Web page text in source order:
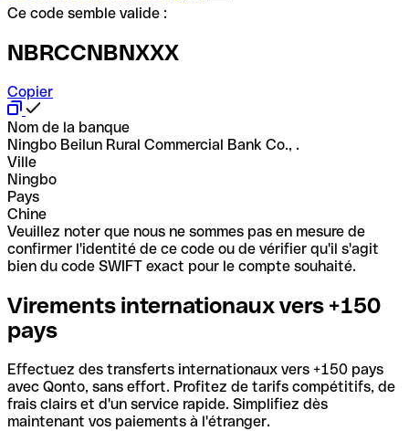
Ce code semble valide :
NBRCCNBNXXX
Copier
Nom de la banque
Ningbo Beilun Rural Commercial Bank Co., .
Ville
Ningbo
Pays
Chine
Veuillez noter que nous ne sommes pas en mesure de
confirmer l'identité de ce code ou de vérifier qu'il s'agit
bien du code SWIFT exact pour le compte souhaité.
Virements internationaux vers +150
pays
Effectuez des transferts internationaux vers +150 pays
avec Qonto, sans effort. Profitez de tarifs compétitifs, de
frais clairs et d'un service rapide. Simplifiez dès
maintenant vos paiements à l'étranger.